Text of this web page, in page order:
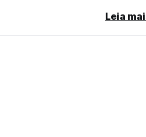
language)
Leia